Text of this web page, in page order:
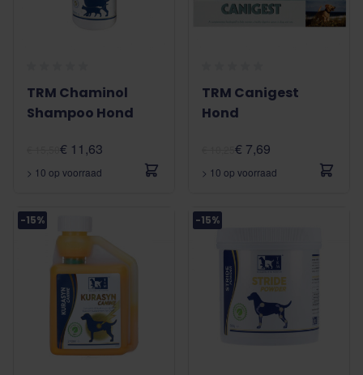
TRM Chaminol
Shampoo Hond
€ 11,63
> 10 op voorraad
TRM Canigest
Hond
€ 7,69
> 10 op voorraad
-15% -15%